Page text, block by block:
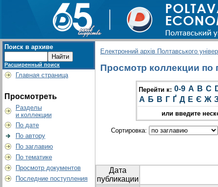
Поиск в архиве
Расширенный поиск
Главная страница
Просмотреть
Разделы
и коллекции
По дате
По автору
По заглавию
По тематике
Просмотр документов
Последние поступления
Електронний архів Полтавського
Просмотр коллекции по
Перейти к: 0-9 A B C
А Б В Г Ґ Д Е Є Ж
или введите
Сортировка:
Дата
публикации